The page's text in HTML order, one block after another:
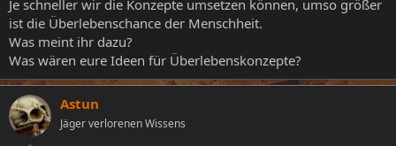
Je schneller wir die Konzepte umsetzen können, umso größer
ist die Überlebenschance der Menschheit.
Was meint ihr dazu?
Was wären eure Ideen für Überlebenskonzepte?
Astun
Jäger verlorenen Wissens